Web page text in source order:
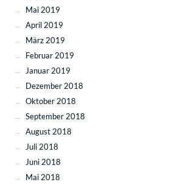
Mai 2019
April 2019
März 2019
Februar 2019
Januar 2019
Dezember 2018
Oktober 2018
September 2018
August 2018
Juli 2018
Juni 2018
Mai 2018